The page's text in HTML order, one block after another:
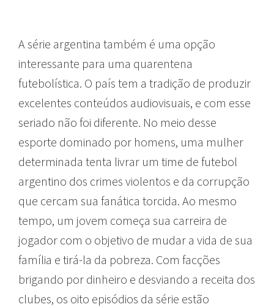
A série argentina também é uma opção
interessante para uma quarentena
futebolística. O país tem a tradição de produzir
excelentes conteúdos audiovisuais, e com esse
seriado não foi diferente. No meio desse
esporte dominado por homens, uma mulher
determinada tenta livrar um time de futebol
argentino dos crimes violentos e da corrupção
que cercam sua fanática torcida. Ao mesmo
tempo, um jovem começa sua carreira de
jogador com o objetivo de mudar a vida de sua
família e tirá-la da pobreza. Com facções
brigando por dinheiro e desviando a receita dos
clubes, os oito episódios da série estão